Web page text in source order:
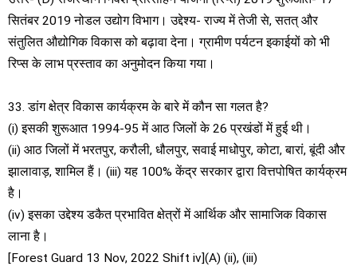
सितंबर 2019 नोडल उद्योग विभाग। उद्देश्य- राज्य में तेजी से, सतत् और
संतुलित औद्योगिक विकास को बढ़ावा देना। ग्रामीण पर्यटन इकाईयों को भी
रिप्स के लाभ प्रस्ताव का अनुमोदन किया गया।
33. डांग क्षेत्र विकास कार्यक्रम के बारे में कौन सा गलत है?
(i) इसकी शुरूआत 1994-95 में आठ जिलों के 26 प्रखंडों में हुई थी।
(ii) आठ जिलों में भरतपुर, करौली, धौलपुर, सवाई माधोपुर, कोटा, बारां, बूंदी और
झालावाड़, शामिल हैं। (iii) यह 100% केंद्र सरकार द्वारा वित्तपोषित कार्यक्रम
है।
(iv) इसका उद्देश्य डकैत प्रभावित क्षेत्रों में आर्थिक और सामाजिक विकास
लाना है।
[Forest Guard 13 Nov, 2022 Shift iv](A) (ii), (iii)